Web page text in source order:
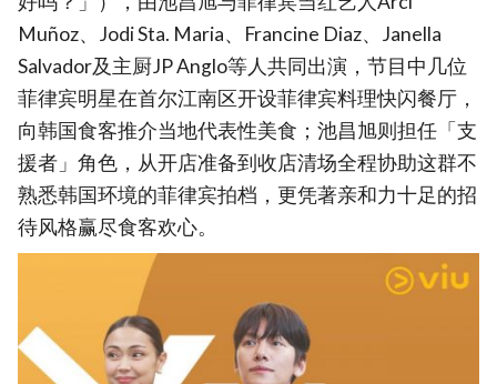
Muñoz、Jodi Sta. Maria、Francine Diaz、Janella
Salvador及主厨JP Anglo等人共同出演，节目中几位
菲律宾明星在首尔江南区开设菲律宾料理快闪餐厅，
向韩国食客推介当地代表性美食；池昌旭则担任「支
援者」角色，从开店准备到收店清场全程协助这群不
熟悉韩国环境的菲律宾拍档，更凭著亲和力十足的招
待风格赢尽食客欢心。